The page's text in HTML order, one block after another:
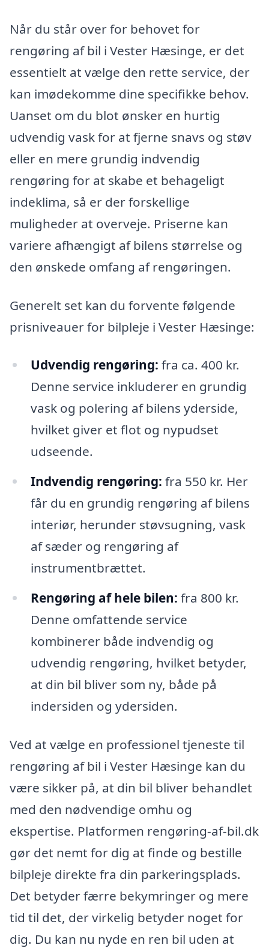
Når du står over for behovet for
rengøring af bil i Vester Hæsinge, er det
essentielt at vælge den rette service, der
kan imødekomme dine specifikke behov.
Uanset om du blot ønsker en hurtig
udvendig vask for at fjerne snavs og støv
eller en mere grundig indvendig
rengøring for at skabe et behageligt
indeklima, så er der forskellige
muligheder at overveje. Priserne kan
variere afhængigt af bilens størrelse og
den ønskede omfang af rengøringen.
Generelt set kan du forvente følgende
prisniveauer for bilpleje i Vester Hæsinge:
Udvendig rengøring: fra ca. 400 kr.
Denne service inkluderer en grundig
vask og polering af bilens yderside,
hvilket giver et flot og nypudset
udseende.
Indvendig rengøring: fra 550 kr. Her
får du en grundig rengøring af bilens
interiør, herunder støvsugning, vask
af sæder og rengøring af
instrumentbrættet.
Rengøring af hele bilen: fra 800 kr.
Denne omfattende service
kombinerer både indvendig og
udvendig rengøring, hvilket betyder,
at din bil bliver som ny, både på
indersiden og ydersiden.
Ved at vælge en professionel tjeneste til
rengøring af bil i Vester Hæsinge kan du
være sikker på, at din bil bliver behandlet
med den nødvendige omhu og
ekspertise. Platformen rengøring-af-bil.dk
gør det nemt for dig at finde og bestille
bilpleje direkte fra din parkeringsplads.
Det betyder færre bekymringer og mere
tid til det, der virkelig betyder noget for
dig. Du kan nu nyde en ren bil uden at